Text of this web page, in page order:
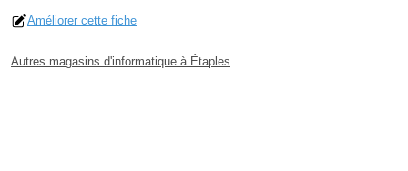
Améliorer cette fiche
Autres magasins d'informatique à Étaples